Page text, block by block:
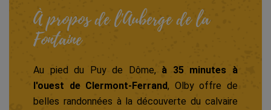
À propos de l'Auberge de la
Fontaine
Au pied du Puy de Dôme, à 35 minutes à
l'ouest de Clermont-Ferrand, Olby offre de
belles randonnées à la découverte du calvaire